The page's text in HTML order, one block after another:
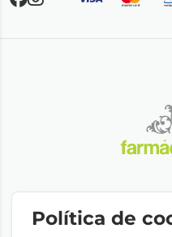
Direção Técnica: Dra.
NIPC:
Política de